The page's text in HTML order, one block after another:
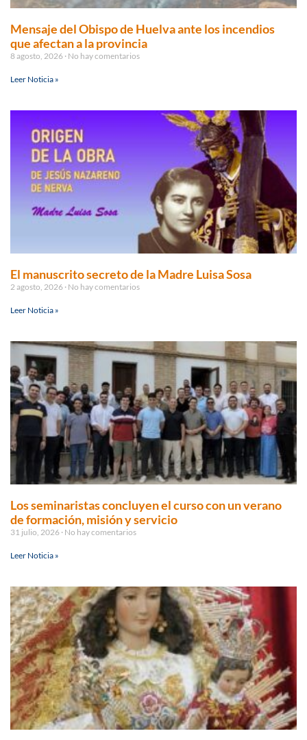
Mensaje del Obispo de Huelva ante los incendios
que afectan a la provincia
8 agosto, 2026 No hay comentarios
Leer Noticia »
El manuscrito secreto de la Madre Luisa Sosa
2 agosto, 2026 No hay comentarios
Leer Noticia »
Los seminaristas concluyen el curso con un verano
de formación, misión y servicio
31 julio, 2026 No hay comentarios
Leer Noticia »